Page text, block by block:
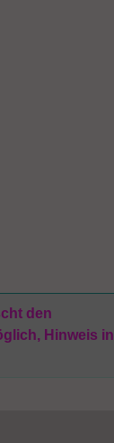
den
Hinweis in